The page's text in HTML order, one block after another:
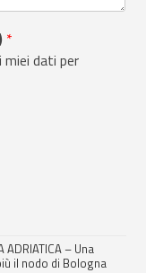
*
miei dati per
ADRIATICA – Una
il nodo di Bologna